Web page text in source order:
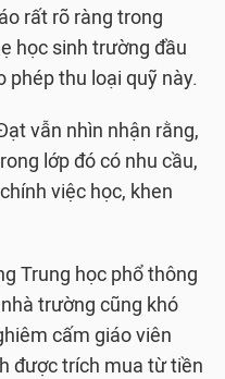
rất rõ ràng trong
học sinh trường đầu
phép thu loại quỹ này.
vẫn nhìn nhận rằng,
lớp đó có nhu cầu,
việc học, khen
Trung học phổ thông
trường cũng khó
cấm giáo viên
được trích mua từ tiền